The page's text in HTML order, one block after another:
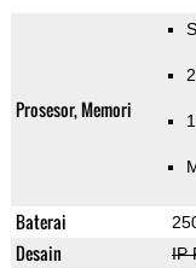
Prosesor, Memori
Baterai
Desain IP